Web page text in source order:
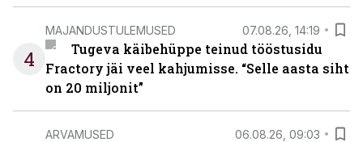
4
MAJANDUSTULEMUSED 07.08.26, 14:19
Tugeva käibehüppe teinud tööstusidu
Fractory jäi veel kahjumisse. “Selle aasta siht
on 20 miljonit”
ARVAMUSED 06.08.26, 09:03